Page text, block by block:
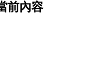
前內容